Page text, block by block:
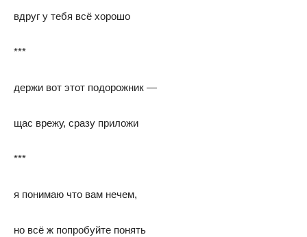
вдруг у тебя всё хорошо
***
держи вот этот подорожник —
щас врежу, сразу приложи
***
я понимаю что вам нечем,
но всё ж попробуйте понять